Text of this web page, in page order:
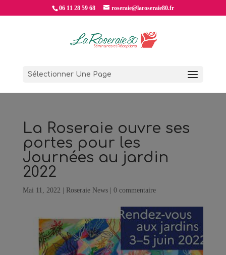
06 11 28 59 68 roseraie@laroseraie80.fr
Sélectionner Une Page
La Roseraie ouvre ses
portes pour les
Journées au jardin
2022
Mai 11, 2022 Roseraie News| 0 commentaire